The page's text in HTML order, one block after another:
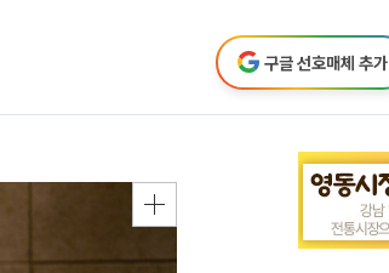
구글 선호매체 추가